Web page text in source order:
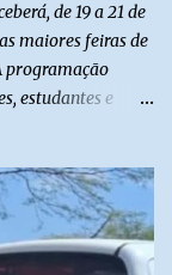
de 19 a 21 de
maiores feiras de
programação
estudantes e
das atividades
No dia 20 de
com Mução,
A Frut & Tec